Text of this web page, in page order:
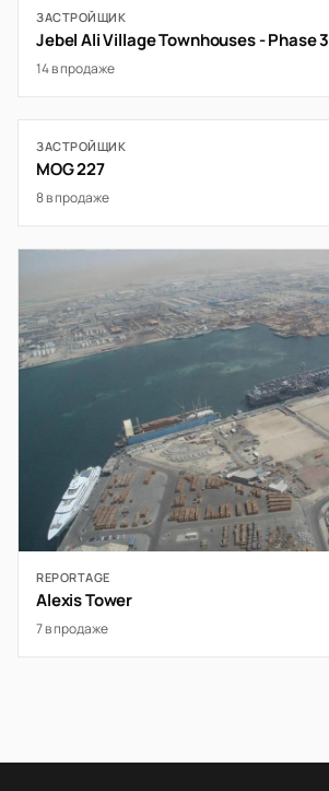
ЗАСТРОЙЩИК
Jebel Ali Village Townhouses - Phase 3
14 в продаже
ЗАСТРОЙЩИК
MOG 227
8 в продаже
REPORTAGE
Alexis Tower
7 в продаже